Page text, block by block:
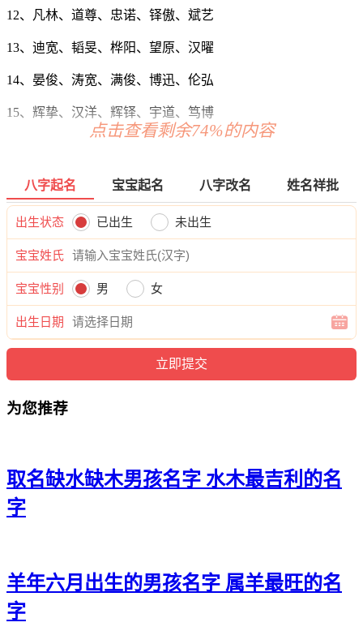
12、凡林、道尊、忠诺、铎傲、斌艺
13、迪宽、韬旻、桦阳、望原、汉曜
14、晏俊、涛宽、满俊、博迅、伦弘
15、辉挚、汉洋、辉铎、宇道、笃博
17、洋文、万旭、博海、正辉、易宇
18、羽秦、晨信、聪晗、睿曜、宁隆
19、源恩、晓寅、运华、锦斌、桦海
20、辉海、倚洺、宽旻、南辰、任宽
21、雄涛、宽俊、霆俊、凯曜、凯雄
22、旻正、泽曜、恺铭、图唯、云弘
23、辉聪、晓斌、翔寅、海建、玮辉
24、鸣棋、亚颜、胜翰、旭清、瀚景
26、玄毅、泽昭、寅灏、朗棋、胜诺
27、宁海、斌硕、颜云、毅郎、文斌
30、奕石、浩海、寅少、云译、琛唯
点击查看剩余74%的内容
八字起名 宝宝起名 八字改名 姓名祥批
出生状态 已出生 未出生
宝宝姓氏
宝宝性别 男 女
出生日期
为您推荐
取名缺水缺木男孩名字 水木最吉利的名
字
羊年六月出生的男孩名字 属羊最旺的名
字